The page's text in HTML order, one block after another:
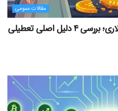
مقالات عمومی
پایان تلخ پروژه‌های میلیون دلاری؛ بررسی ۴ دلیل اصلی تعطیلی